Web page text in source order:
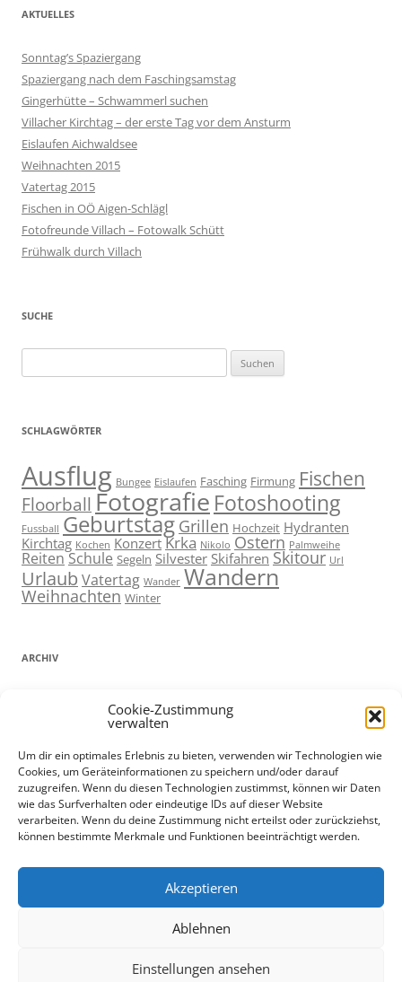
Cookie-Zustimmung
verwalten
Um dir ein optimales Erlebnis zu bieten, verwenden wir Technologien wie
Cookies, um Geräteinformationen zu speichern und/oder darauf
zuzugreifen. Wenn du diesen Technologien zustimmst, können wir Daten
wie das Surfverhalten oder eindeutige IDs auf dieser Website
verarbeiten. Wenn du deine Zustimmung nicht erteilst oder zurückziehst,
können bestimmte Merkmale und Funktionen beeinträchtigt werden.
Akzeptieren
Ablehnen
Einstellungen ansehen
AKTUELLES
Sonntag’s Spaziergang
Spaziergang nach dem Faschingsamstag
Gingerhütte – Schwammerl suchen
Villacher Kirchtag – der erste Tag vor dem Ansturm
Eislaufen Aichwaldsee
Weihnachten 2015
Vatertag 2015
Fischen in OÖ Aigen-Schlägl
Fotofreunde Villach – Fotowalk Schütt
Frühwalk durch Villach
SUCHE
nach:
SCHLAGWÖRTER
Ausflug Bungee Eislaufen Fasching Firmung Fischen
Floorball Fotografie Fotoshooting
Fussball Geburtstag Grillen Hochzeit Hydranten
Kirchtag Kochen Konzert Krka Nikolo Ostern Palmweihe
Reiten Schule Segeln Silvester Skifahren Skitour Url
Urlaub Vatertag Wander Wandern
Weihnachten Winter
ARCHIV
ADMIN
Anmelden
Eintrags-Feed
Datenschutz und Cookies: Diese Website verwendet Cookies. Wenn du
die Website weiterhin nutzt, stimmst du der Verwendung von Cookies
Weitere Informationen, beispielsweise zur Kontrolle von Cookies,